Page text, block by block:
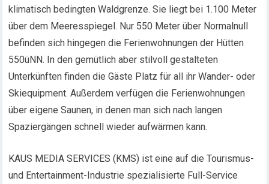
klimatisch bedingten Waldgrenze. Sie liegt bei 1.100 Meter
über dem Meeresspiegel. Nur 550 Meter über Normalnull
befinden sich hingegen die Ferienwohnungen der Hütten
550üNN. In den gemütlich aber stilvoll gestalteten
Unterkünften finden die Gäste Platz für all ihr Wander- oder
Skiequipment. Außerdem verfügen die Ferienwohnungen
über eigene Saunen, in denen man sich nach langen
Spaziergängen schnell wieder aufwärmen kann.
KAUS MEDIA SERVICES (KMS) ist eine auf die Tourismus-
und Entertainment-Industrie spezialisierte Full-Service